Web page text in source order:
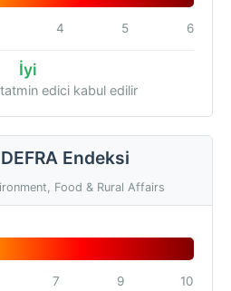
4 5 6
İyi
edici kabul edilir
Endeksi
Food & Rural Affairs
7 9 10